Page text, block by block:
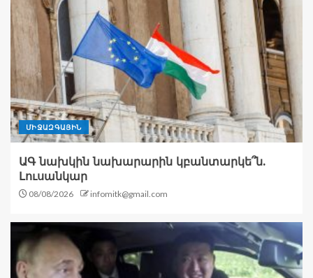
ՄԻՋԱԶԳԱՅԻՆ
ԱԳ նախկին նախարարին կբանտարկե՞ն.
Լուսանկար
08/08/2026 infomitk@gmail.com